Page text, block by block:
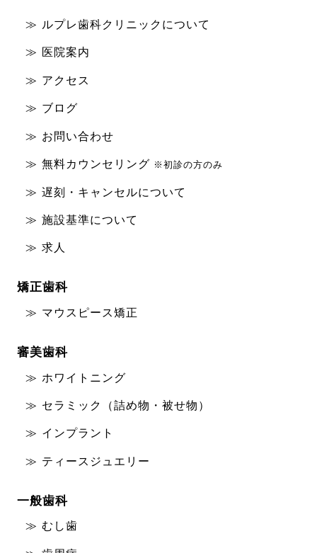
ルプレ歯科クリニックについて
医院案内
アクセス
ブログ
お問い合わせ
無料カウンセリング ※初診の方のみ
遅刻・キャンセルについて
施設基準について
求人
矯正歯科
マウスピース矯正
審美歯科
ホワイトニング
セラミック（詰め物・被せ物）
インプラント
ティースジュエリー
一般歯科
むし歯